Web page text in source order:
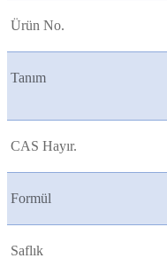
Ürün No.
Tanım
CAS Hayır.
Formül
Saflık